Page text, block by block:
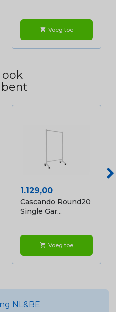
shopping_cart Voeg toe
ook
Prijs
1.129,00
Cascando Round20
Single Gar...
shopping_cart Voeg toe
NL&BE